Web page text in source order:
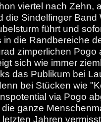
viertel nach Zehn,
die Sindelfinger Band
führt und
die Randbereiche
zimperlichen Pogo
sich wie immer
das Publikum bei
bei Stücken wie
via Pogo
ganze
Jahren